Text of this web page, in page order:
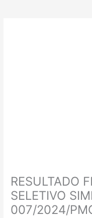
RESULTADO
SELETIVO
007/2024/